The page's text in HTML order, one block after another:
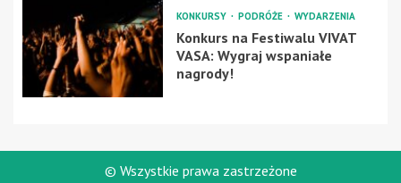
KONKURSY PODRÓŻE WYDARZENIA
Konkurs na Festiwalu VIVAT
VASA: Wygraj wspaniałe
nagrody!
© Wszystkie prawa zastrzeżone